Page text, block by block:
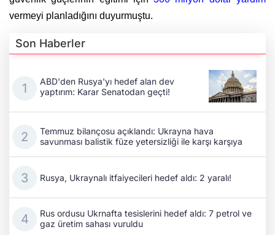
vermeyi planladığını duyurmuştu.
Son Haberler
ABD'den Rusya'yı hedef alan dev
yaptırım: Karar Senatodan geçti!
Temmuz bilançosu açıklandı: Ukrayna hava
savunması balistik füze yetersizliği ile karşı karşıya
Rusya, Ukraynalı itfaiyecileri hedef aldı: 2 yaralı!
Rus ordusu Ukrnafta tesislerini hedef aldı: 7 petrol ve
gaz üretim sahası vuruldu